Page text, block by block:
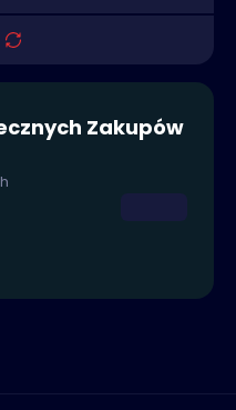
Zakupów